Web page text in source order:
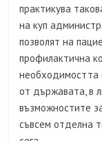
практикува
на куп
позволят на
профилактична
необходимостта
от държавата, в
възможностите
съвсем отделна